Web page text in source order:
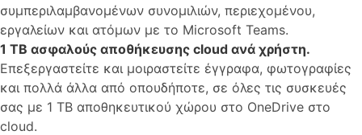
συμπεριλαμβανομένων συνομιλιών, περιεχομένου,
εργαλείων και ατόμων με το Microsoft Teams.
1 TB ασφαλούς αποθήκευσης cloud ανά χρήστη.
Επεξεργαστείτε και μοιραστείτε έγγραφα, φωτογραφίες
και πολλά άλλα από οπουδήποτε, σε όλες τις συσκευές
σας με 1 TB αποθηκευτικού χώρου στο OneDrive στο
cloud.